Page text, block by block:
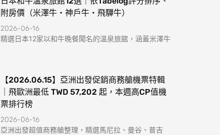
附房價（米澤牛・神戶牛・飛驒牛）
2026-06-16
精選日本12家以和牛晚餐聞名的溫泉旅館，涵蓋米澤牛
【2026.06.15】亞洲出發促銷商務艙機票特輯
｜飛歐洲最低 TWD 57,202 起，本週高CP值機
票排行榜
2026-06-16
亞洲出發超值商務艙整理，精選馬尼拉、曼谷、普吉